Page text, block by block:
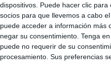
dispositivos. Puede hacer clic
socios para que llevemos a cabo
puede acceder a información más
negar su consentimiento. Tenga
puede no requerir de su
procesamiento. Sus preferencias